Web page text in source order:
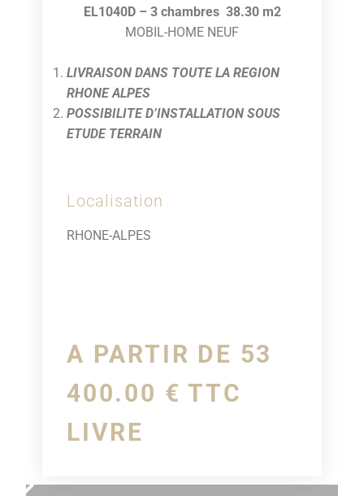
EL1040D – 3 chambres 38.30 m2
MOBIL-HOME NEUF
LIVRAISON DANS TOUTE LA REGION
RHONE ALPES
POSSIBILITE D’INSTALLATION SOUS
ETUDE TERRAIN
Localisation
RHONE-ALPES
A PARTIR DE 53
400.00 € TTC
LIVRE